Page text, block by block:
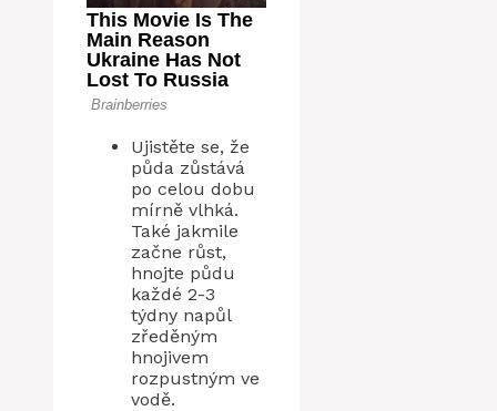
Ujistěte se, že
půda zůstává
po celou dobu
mírně vlhká.
Také jakmile
začne růst,
hnojte půdu
každé 2-3
týdny napůl
zředěným
hnojivem
rozpustným ve
vodě.